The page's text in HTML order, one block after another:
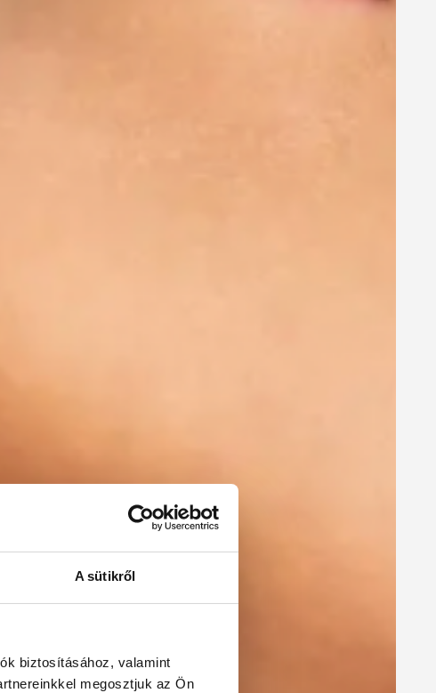
A sütikről
biztosításához, valamint
megosztjuk az Ön